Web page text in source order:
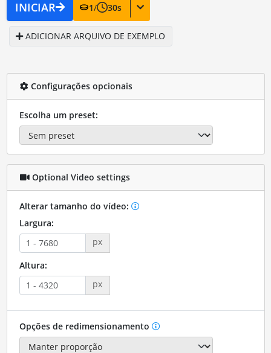
INICIAR 1/ 30s
ADICIONAR ARQUIVO DE EXEMPLO
Configurações opcionais
Escolha um preset:
Optional Video settings
Alterar tamanho do vídeo:
Largura:
px
Altura:
px
Opções de redimensionamento